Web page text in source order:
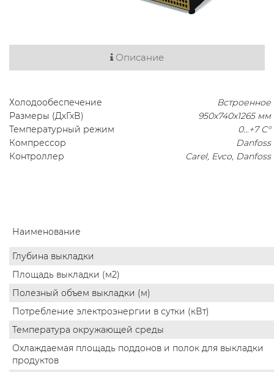
Описание
Холодообеспечение
Встроенное
Размеры (ДхГхВ)
950х740х1265 мм
Температурный режим
0…+7 C°
Компрессор
Danfoss
Контроллер
Carel, Evco, Danfoss
Наименование
Глубина выкладки
Площадь выкладки (м2)
Полезный объем выкладки (м)
Потребление электроэнергии в сутки (кВт)
Температура окружающей среды
Охлаждаемая площадь поддонов и полок для выкладки
продуктов